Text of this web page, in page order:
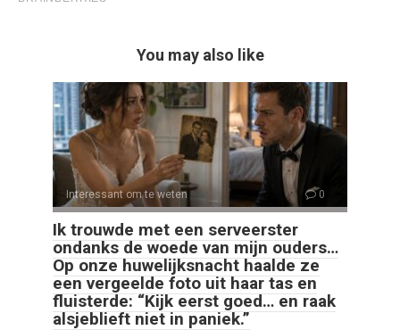
You may also like
Interessant om te weten 0
Ik trouwde met een serveerster
ondanks de woede van mijn ouders…
Op onze huwelijksnacht haalde ze
een vergeelde foto uit haar tas en
fluisterde: “Kijk eerst goed… en raak
alsjeblieft niet in paniek.”